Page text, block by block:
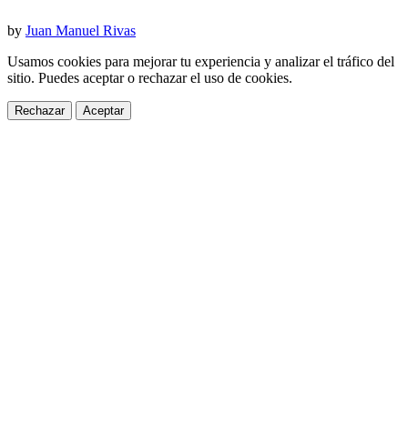
by Juan Manuel Rivas
Usamos cookies para mejorar tu experiencia y analizar el tráfico del
sitio. Puedes aceptar o rechazar el uso de cookies.
Rechazar Aceptar